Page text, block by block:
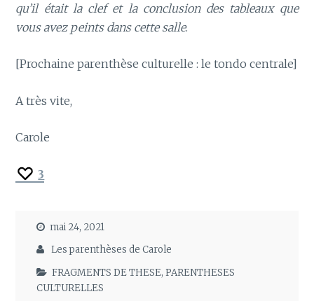
qu’il était la clef et la conclusion des tableaux que
vous avez peints dans cette salle.
[Prochaine parenthèse culturelle : le tondo centrale]
A très vite,
Carole
3
mai 24, 2021
Les parenthèses de Carole
FRAGMENTS DE THESE,PARENTHESES
CULTURELLES